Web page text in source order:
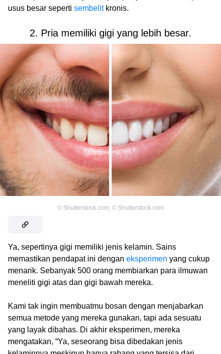
usus besar seperti sembelit kronis.
2. Pria memiliki gigi yang lebih besar.
© Shutterstock.com, © Shutterstock.com
Ya, sepertinya gigi memiliki jenis kelamin. Sains
memastikan pendapat ini dengan eksperimen yang cukup
menarik. Sebanyak 500 orang membiarkan para ilmuwan
meneliti gigi atas dan gigi bawah mereka.
Kami tak ingin membuatmu bosan dengan menjabarkan
semua metode yang mereka gunakan, tapi ada sesuatu
yang layak dibahas. Di akhir eksperimen, mereka
mengatakan, “Ya, seseorang bisa dibedakan jenis